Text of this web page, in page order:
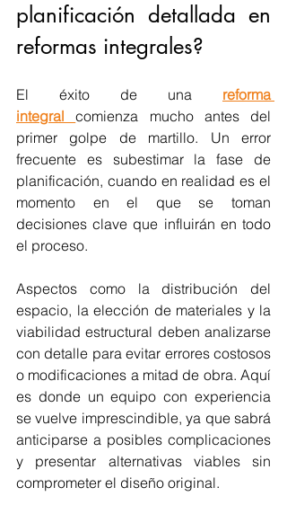
planificación detallada en
reformas integrales?
El éxito de una reforma
integral
comienza mucho antes del
primer golpe de martillo. Un error
frecuente es subestimar la fase de
planificación, cuando en realidad es el
momento en el que se toman
decisiones clave que influirán en todo
el proceso.
Aspectos como la distribución del
espacio, la elección de materiales y la
viabilidad estructural deben analizarse
con detalle para evitar errores costosos
o modificaciones a mitad de obra. Aquí
es donde un equipo con experiencia
se vuelve imprescindible, ya que sabrá
anticiparse a posibles complicaciones
y presentar alternativas viables sin
comprometer el diseño original.